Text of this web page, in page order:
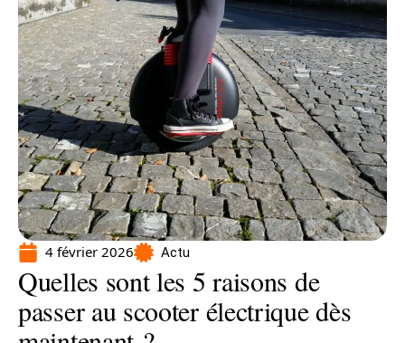
4 février 2026 Actu
Quelles sont les 5 raisons de
passer au scooter électrique dès